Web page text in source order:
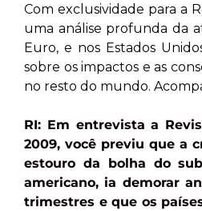
Com exclusividade para a
uma análise profunda da
Euro, e nos Estados
sobre os impactos e as
no resto do mundo.
RI: Em entrevista a
2009, você previu que a
estouro da bolha do
americano, ia demorar
trimestres e que os